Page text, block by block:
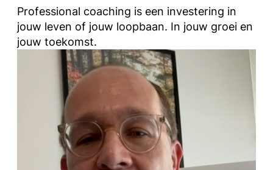
Professional coaching is een investering in
jouw leven of jouw loopbaan. In jouw groei en
jouw toekomst.